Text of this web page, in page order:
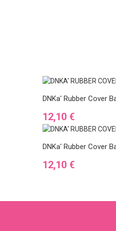
DNKa' Rubber Cover
Ár
12,10 €
DNKa' Rubber Cover
Ár
12,10 €